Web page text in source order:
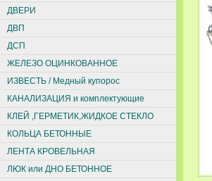
ДВЕРИ
ДВП
ДСП
ЖЕЛЕЗО ОЦИНКОВАННОЕ
ИЗВЕСТЬ / Медный купорос
КАНАЛИЗАЦИЯ и комплектующие
КЛЕЙ ,ГЕРМЕТИК,ЖИДКОЕ СТЕКЛО
КОЛЬЦА БЕТОННЫЕ
ЛЕНТА КРОВЕЛЬНАЯ
ЛЮК или ДНО БЕТОННОЕ